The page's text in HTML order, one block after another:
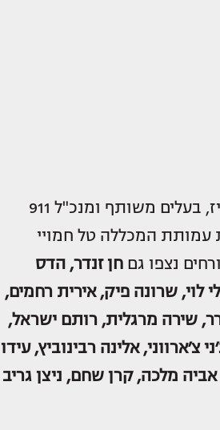
לאירוע הגיעו אורי רייז, בעלים משותף ומנכ"ל 911
עמותת המכללה טל חמויי
נצפו גם חן זנדר, הדס
לוי, שרונה פיק, אירית רחמים,
שירה מרגלית, רותם ישראל,
צ׳ארווני, אלינה רבינוביץ, עידו
אביה מלכה, קרן שחם, ניצן גריב